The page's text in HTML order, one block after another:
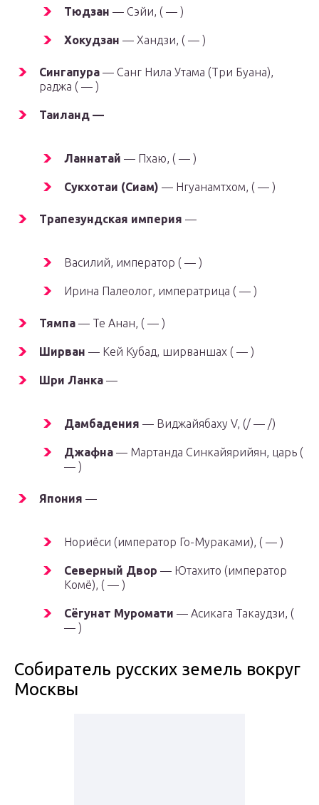
Тюдзан — Сэйи, ( — )
Хокудзан — Хандзи, ( — )
Сингапура — Санг Нила Утама (Три Буана),
раджа ( — )
Таиланд —
Ланнатай — Пхаю, ( — )
Сукхотаи (Сиам) — Нгуанамтхом, ( — )
Трапезундская империя —
Василий, император ( — )
Ирина Палеолог, императрица ( — )
Тямпа — Те Анан, ( — )
Ширван — Кей Кубад, ширваншах ( — )
Шри Ланка —
Дамбадения — Виджайябаху V, (/ — /)
Джафна — Мартанда Синкайярийян, царь (
— )
Япония —
Нориёси (император Го-Мураками), ( — )
Северный Двор — Ютахито (император
Комё), ( — )
Сёгунат Муромати — Асикага Такаудзи, (
— )
Собиратель русских земель вокруг
Москвы